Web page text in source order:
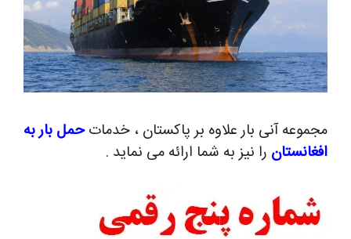
مجموعه آنی بار علاوه بر پاکستان ، خدماتحمل بار به
افغانستان را نیز به شما ارائه می نماید .